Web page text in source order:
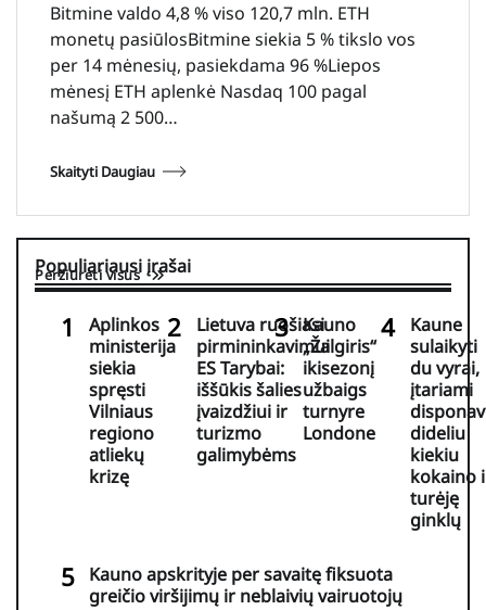
Bitmine valdo 4,8 % viso 120,7 mln. ETH
monetų pasiūlosBitmine siekia 5 % tikslo vos
per 14 mėnesių, pasiekdama 96 %Liepos
mėnesį ETH aplenkė Nasdaq 100 pagal
našumą 2 500…
Skaityti Daugiau
Populiariausi įrašai
Peržiūrėti visus
Aplinkos
ministerija
siekia
spręsti
Vilniaus
regiono
atliekų
krizę
Lietuva ruošiasi
pirmininkavimui
ES Tarybai:
iššūkis šalies
įvaizdžiui ir
turizmo
galimybėms
Kauno
„Žalgiris“
ikisezonį
užbaigs
turnyre
Londone
Kaune
sulaikyti
du vyrai,
įtariami
dideliu
kiekiu
kokaino
turėję
ginklų
Kauno apskrityje per savaitę fiksuota
greičio viršijimų ir neblaivių vairuotojų